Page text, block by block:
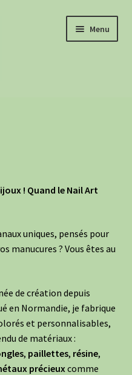
Menu
! Quand le Nail Art
uniques, pensés pour
manucures ? Vous êtes au
de création depuis
en Normandie, je fabrique
et personnalisables,
de matériaux :
, paillettes, résine,
précieuxcomme